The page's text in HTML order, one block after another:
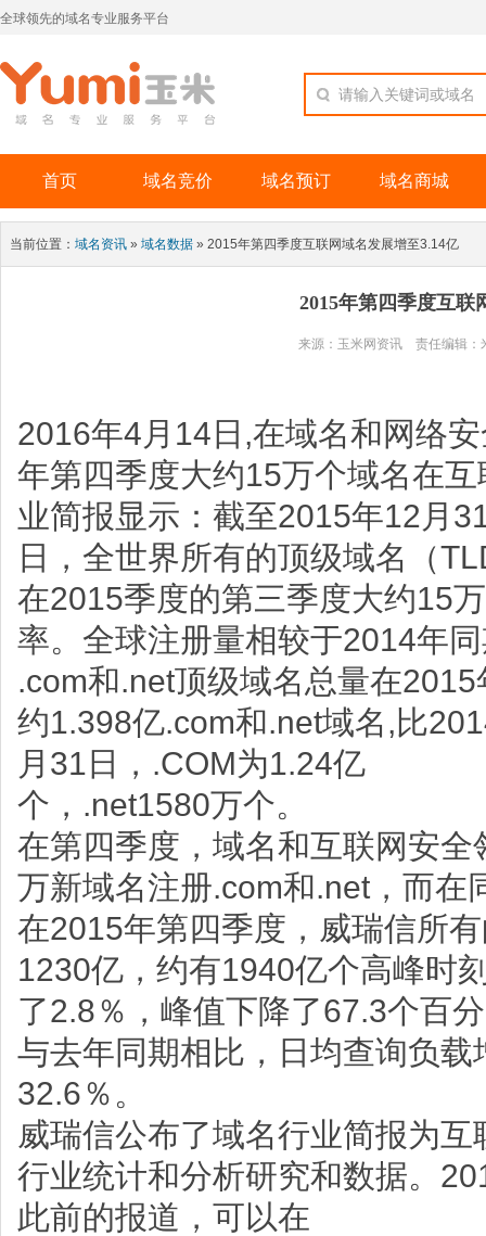
全球领先的域名专业服务平台
请输入关键词或域名
首页 域名竞价 域名预订 域名商城
当前位置： 域名资讯 » 域名数据 » 2015年第四季度互联网域名发展增至3.14亿
2015年第四季度互联
来源：玉米网资讯 责任编辑
2016年4月14日,在域名和网络
年第四季度大约15万个域名在
业简报显示：截至2015年12月
日，全世界所有的顶级域名（
在2015季度的第三季度大约15
率。全球注册量相较于2014年
.com和.net顶级域名总量在
约1.398亿.com和.net域名,比
月31日，.COM为1.24亿
个，.net1580万个。
在第四季度，域名和互联网安
万新域名注册.com和.net，而在
在2015年第四季度，威瑞信所
1230亿，约有1940亿个高峰时
了2.8％，峰值下降了67.3个百
与去年同期相比，日均查询负
32.6％。
威瑞信公布了域名行业简报为
行业统计和分析研究和数据。
此前的报道，可以在